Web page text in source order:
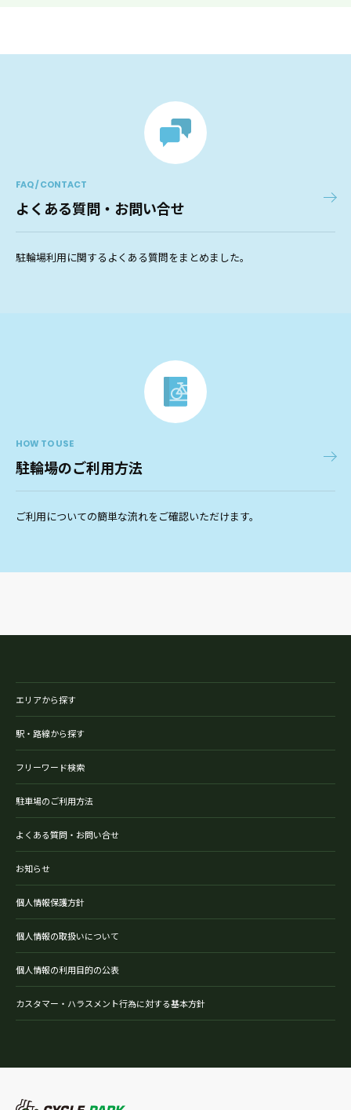
FAQ / CONTACT
よくある質問・お問い合せ
駐輪場利用に関するよくある質問をまとめました。
HOW TO USE
駐輪場のご利用方法
ご利用についての簡単な流れをご確認いただけます。
エリアから探す
駅・路線から探す
フリーワード検索
駐車場のご利用方法
よくある質問・お問い合せ
お知らせ
個人情報保護方針
個人情報の取扱いについて
個人情報の利用目的の公表
カスタマー・ハラスメント行為に対する基本方針